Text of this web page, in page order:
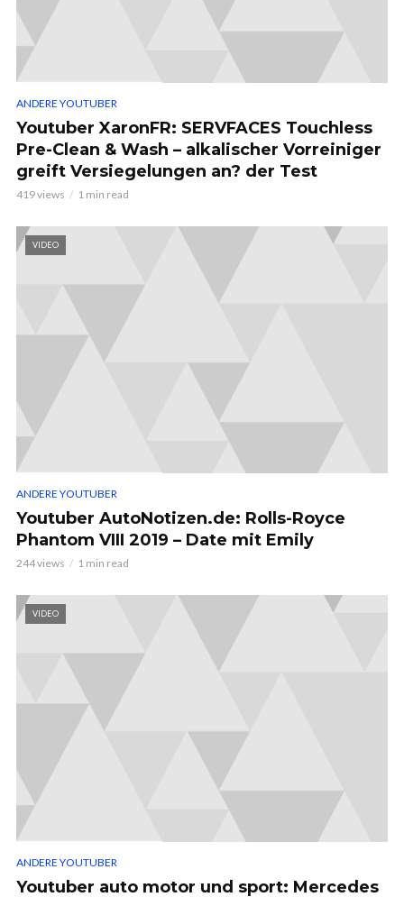
ANDERE YOUTUBER
Youtuber XaronFR: SERVFACES Touchless
Pre-Clean & Wash – alkalischer Vorreiniger
greift Versiegelungen an? der Test
419 views 1 min read
VIDEO
ANDERE YOUTUBER
Youtuber AutoNotizen.de: Rolls-Royce
Phantom VIII 2019 – Date mit Emily
244 views 1 min read
VIDEO
ANDERE YOUTUBER
Youtuber auto motor und sport: Mercedes